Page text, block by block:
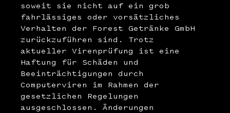
soweit sie nicht auf ein grob
fahrlässiges oder vorsätzliches
Verhalten der Forest Getränke GmbH
zurückzuführen sind. Trotz
aktueller Virenprüfung ist eine
Haftung für Schäden und
Beeinträchtigungen durch
Computerviren im Rahmen der
gesetzlichen Regelungen
ausgeschlossen. Änderungen